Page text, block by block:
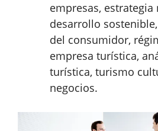
empresas,
desarrollo
del consumidor,
empresa turística,
turística, turismo
negocios.